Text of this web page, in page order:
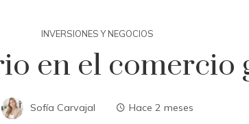
INVERSIONES Y NEGOCIOS
en el comercio
Sofía Carvajal Hace 2 meses